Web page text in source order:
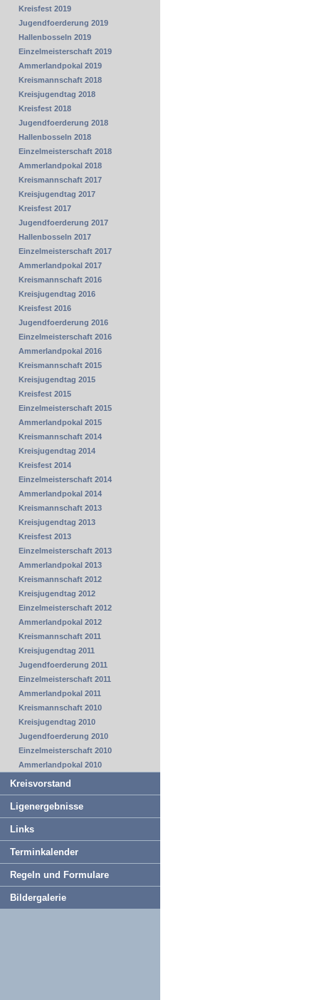
Kreisfest 2019
Jugendfoerderung 2019
Hallenbosseln 2019
Einzelmeisterschaft 2019
Ammerlandpokal 2019
Kreismannschaft 2018
Kreisjugendtag 2018
Kreisfest 2018
Jugendfoerderung 2018
Hallenbosseln 2018
Einzelmeisterschaft 2018
Ammerlandpokal 2018
Kreismannschaft 2017
Kreisjugendtag 2017
Kreisfest 2017
Jugendfoerderung 2017
Hallenbosseln 2017
Einzelmeisterschaft 2017
Ammerlandpokal 2017
Kreismannschaft 2016
Kreisjugendtag 2016
Kreisfest 2016
Jugendfoerderung 2016
Einzelmeisterschaft 2016
Ammerlandpokal 2016
Kreismannschaft 2015
Kreisjugendtag 2015
Kreisfest 2015
Einzelmeisterschaft 2015
Ammerlandpokal 2015
Kreismannschaft 2014
Kreisjugendtag 2014
Kreisfest 2014
Einzelmeisterschaft 2014
Ammerlandpokal 2014
Kreismannschaft 2013
Kreisjugendtag 2013
Kreisfest 2013
Einzelmeisterschaft 2013
Ammerlandpokal 2013
Kreismannschaft 2012
Kreisjugendtag 2012
Einzelmeisterschaft 2012
Ammerlandpokal 2012
Kreismannschaft 2011
Kreisjugendtag 2011
Jugendfoerderung 2011
Einzelmeisterschaft 2011
Ammerlandpokal 2011
Kreismannschaft 2010
Kreisjugendtag 2010
Jugendfoerderung 2010
Einzelmeisterschaft 2010
Ammerlandpokal 2010
Kreisvorstand
Ligenergebnisse
Links
Terminkalender
Regeln und Formulare
Bildergalerie